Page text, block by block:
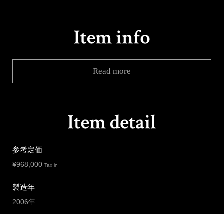
Read more
参考定価
¥968,000 Tax in
製造年
2006年